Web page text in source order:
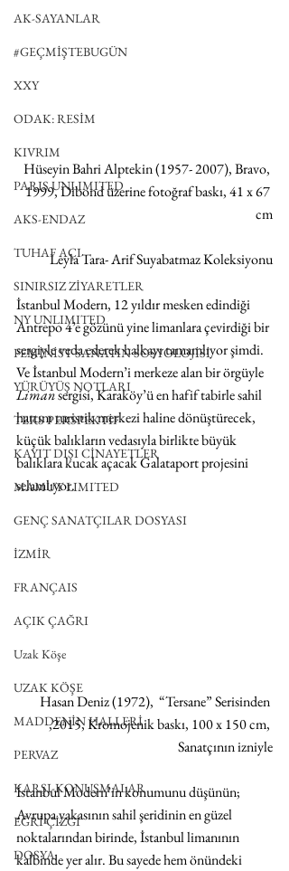
AK-SAYANLAR
#GEÇMİŞTEBUGÜN
XXY
ODAK: RESİM
KIVRIM
PARIS UNLIMITED
AKS-ENDAZ
TUHAF AÇI
SINIRSIZ ZİYARETLER
NY UNLIMITED
FEMİNİST SANATIN SOSYOLOJİSİ
YÜRÜYÜŞ NOTLARI
TERS PERSPEKTİF
KAYIT DIŞI CİNAYETLER
MAMUT LIMITED
GENÇ SANATÇILAR DOSYASI
İZMİR
FRANÇAIS
AÇIK ÇAĞRI
Uzak Köşe
UZAK KÖŞE
MADDENİN HALLERİ
PERVAZ
KARŞI-KONUŞMALAR
EĞRİ ÇİZGİ
DOSYA
Hüseyin Bahri Alptekin (1957- 2007), Bravo,
1999, Dibond üzerine fotoğraf baskı, 41 x 67
cm
Leyla Tara- Arif Suyabatmaz Koleksiyonu
İstanbul Modern, 12 yıldır mesken edindiği
Antrepo 4’e gözünü yine limanlara çevirdiği bir
sergiyle veda ederek halkayı tamamlıyor şimdi.
Ve İstanbul Modern’i merkeze alan bir örgüyle
Liman sergisi, Karaköy’ü en hafif tabirle sahil
hattını turistik merkezi haline dönüştürecek,
küçük balıkların vedasıyla birlikte büyük
balıklara kucak açacak Galataport projesini
selamlıyor.
Hasan Deniz (1972),  “Tersane” Serisinden
,2015, Kromojenik baskı, 100 x 150 cm,
Sanatçının izniyle
İstanbul Modern’in konumunu düşünün;
Avrupa yakasının sahil şeridinin en güzel
noktalarından birinde, İstanbul limanının
kalbinde yer alır. Bu sayede hem önündeki